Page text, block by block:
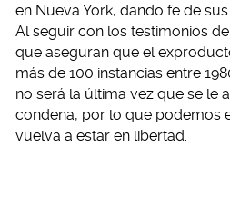
en Nueva York, dando fe de
Al seguir con los testimonios
que aseguran que el
más de 100 instancias entre
no será la última vez que se le
condena, por lo que podemos
vuelva a estar en libertad.